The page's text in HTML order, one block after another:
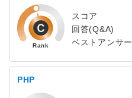
スコア
回答(Q&A)
ベストアンサー
PHP